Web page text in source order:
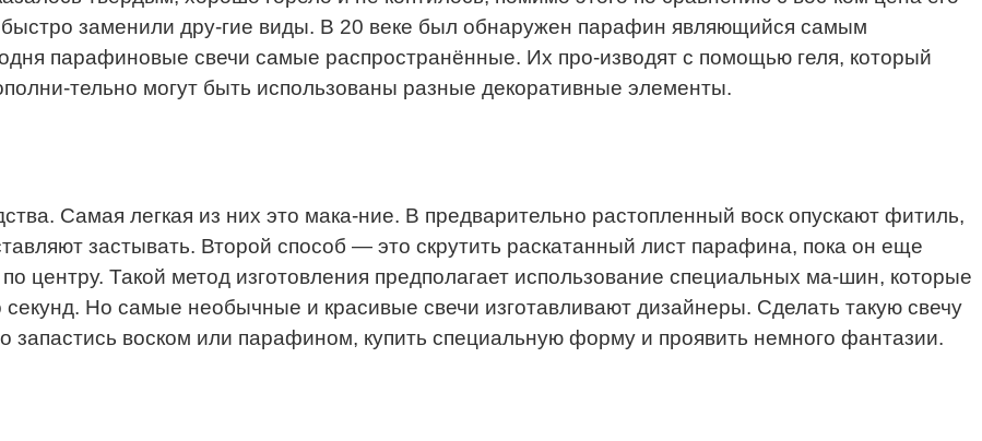
заменили дру-гие виды. В 20 веке был обнаружен парафин являющийся самым
парафиновые свечи самые распространённые. Их про-изводят с помощью геля, который
тельно могут быть использованы разные декоративные элементы.
Самая легкая из них это мака-ние. В предварительно растопленный воск опускают фитиль,
застывать. Второй способ — это скрутить раскатанный лист парафина, пока он еще
центру. Такой метод изготовления предполагает использование специальных ма-шин, которые
секунд. Но самые необычные и красивые свечи изготавливают дизайнеры. Сделать такую свечу
запастись воском или парафином, купить специальную форму и проявить немного фантазии.